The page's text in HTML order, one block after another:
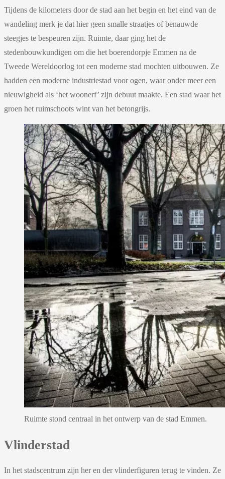
Tijdens de kilometers door de stad aan het begin en het eind van de
wandeling merk je dat hier geen smalle straatjes of benauwde
steegjes te bespeuren zijn. Ruimte, daar ging het de
stedenbouwkundigen om die het boerendorpje Emmen na de
Tweede Wereldoorlog tot een moderne stad mochten uitbouwen. Ze
hadden een moderne industriestad voor ogen, waar onder meer een
nieuwigheid als ‘het woonerf’ zijn debuut maakte. Een stad waar het
groen het ruimschoots wint van het betongrijs.
Ruimte stond centraal in het ontwerp van de stad Emmen.
Vlinderstad
In het stadscentrum zijn her en der vlinderfiguren terug te vinden. Ze